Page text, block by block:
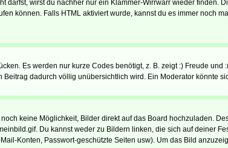
darfst, wirst du nachher nur ein Klammer-Wirrwarr wieder finden.
können. Falls HTML aktiviert wurde, kannst du es immer noch
Es werden nur kurze Codes benötigt, z. B. zeigt :) Freude
dadurch völlig unübersichtlich wird. Ein Moderator könnte
keine Möglichkeit, Bilder direkt auf das Board hochzuladen.
Du kannst weder zu Bildern linken, die sich auf deiner
Konten, Passwort-geschützte Seiten usw). Um das Bild